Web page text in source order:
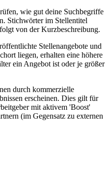
wie gut deine Suchbegriffe
Stichwörter im Stellentitel
von der Kurzbeschreibung.
Stellenangebote und
liegen, erhalten eine höhere
ein Angebot ist oder je größer
durch kommerzielle
erscheinen. Dies gilt für
mit aktivem 'Boost'
(im Gegensatz zu externen